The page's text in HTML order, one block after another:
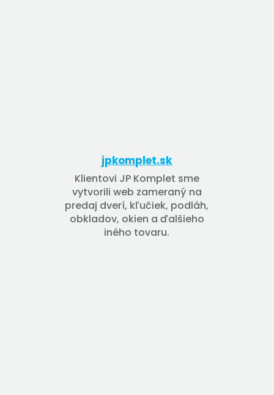
jpkomplet.sk
Klientovi JP Komplet sme
vytvorili web zameraný na
predaj dverí, kľučiek, podláh,
obkladov, okien a ďalšieho
iného tovaru.